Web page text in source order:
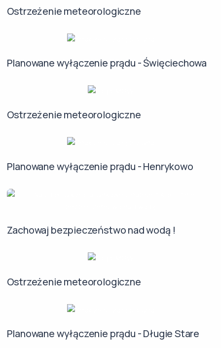
Ostrzeżenie meteorologiczne
Planowane wyłączenie prądu - Święciechowa
Ostrzeżenie meteorologiczne
Planowane wyłączenie prądu - Henrykowo
Zachowaj bezpieczeństwo nad wodą !
Ostrzeżenie meteorologiczne
Planowane wyłączenie prądu - Długie Stare